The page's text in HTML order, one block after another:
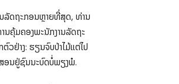
ລັດຖະກອນຫຼາຍທີ່ສຸດ, ທ່ານ
ນຄຸ້ມຄອງພະນັກງານລັດຖະ
ຢ່າງ: ຮຽນຈົບປ່າໄມ້ແຕ່ໄປ
ອນຢູ່ຊົນນະບົດບໍ່ພຽງພໍ.​